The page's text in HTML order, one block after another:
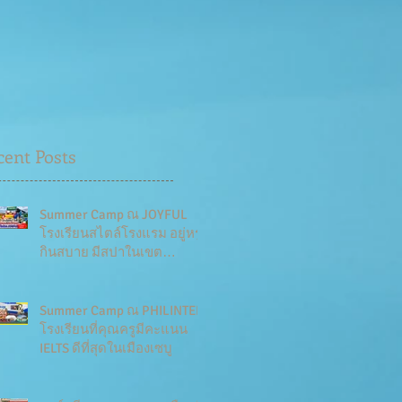
Posts
Summer Camp ณ JOYFUL
โรงเรียนสไตล์โรงแรม อยู่หรู
กินสบาย มีสปาในเขต
Summer Camp ณ PHILINTER
โรงเรียนที่คุณครูมีคะแนน
IELTS ดีที่สุดในเมืองเซบู